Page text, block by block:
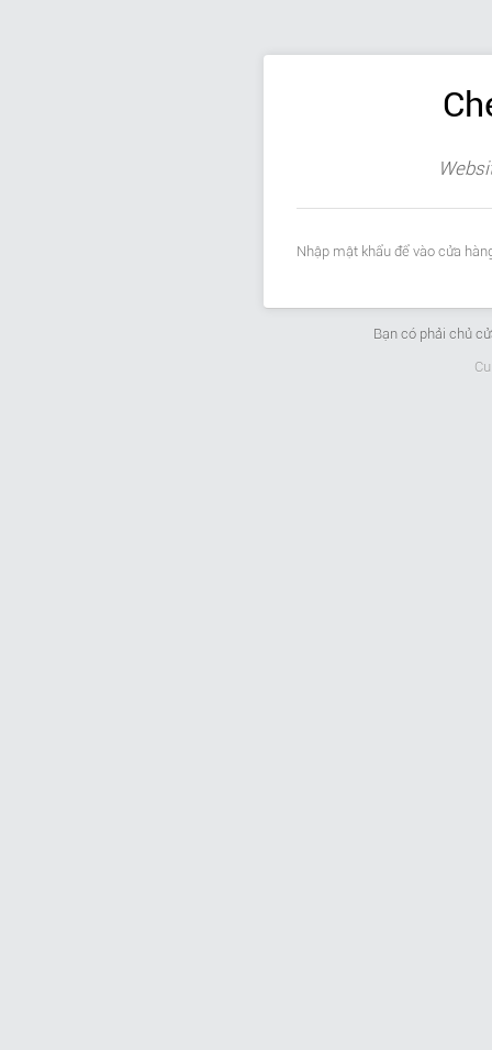
Nhập mật khẩu để vào cửa
Bạn có phải chủ